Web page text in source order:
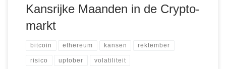
Kansrijke Maanden in de Crypto-
markt
bitcoin ethereum kansen rektember
risico uptober volatiliteit